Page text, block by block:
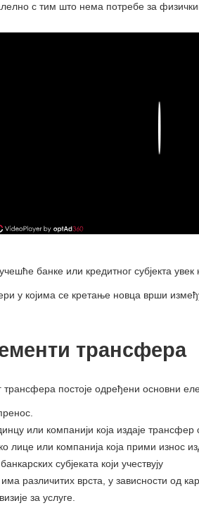
с тим што нема потребе за
банке или кредитног субјекта
у којима се кретање новца врши
трансфера
трансфера постоје одређени основни
или компанији која издаје трансфер
лице или компанија која прими износ
субјеката који учествују
има различитих врста, у зависности од
за услуге.